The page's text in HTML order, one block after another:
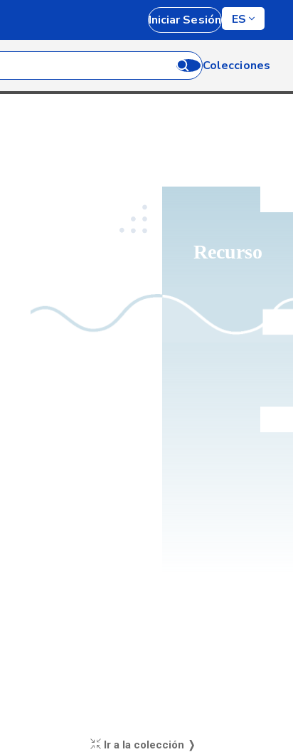
Iniciar Sesión ES
Colecciones
Recurso
Ir a la colección ❭